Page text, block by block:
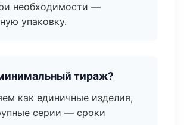
необходимости —
упаковку.
тираж?
как единичные изделия,
серии — сроки